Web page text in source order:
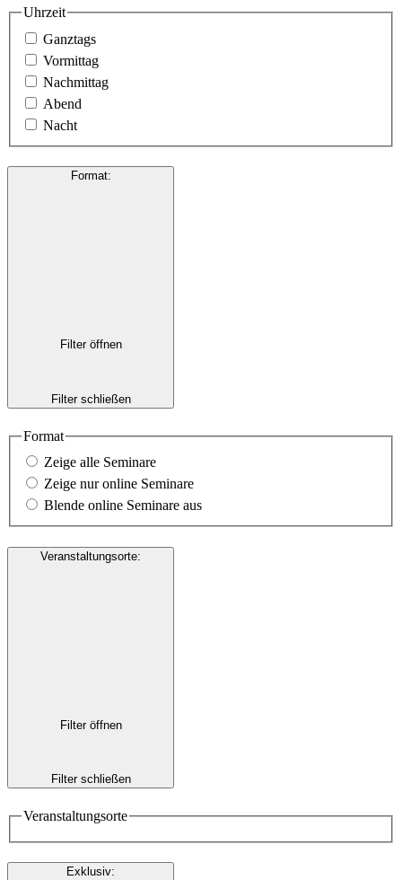
Uhrzeit
Ganztags
Vormittag
Nachmittag
Abend
Nacht
Format:
Filter öffnen
Filter schließen
Format
Zeige alle Seminare
Zeige nur online Seminare
Blende online Seminare aus
Veranstaltungsorte:
Filter öffnen
Filter schließen
Veranstaltungsorte
Exklusiv: